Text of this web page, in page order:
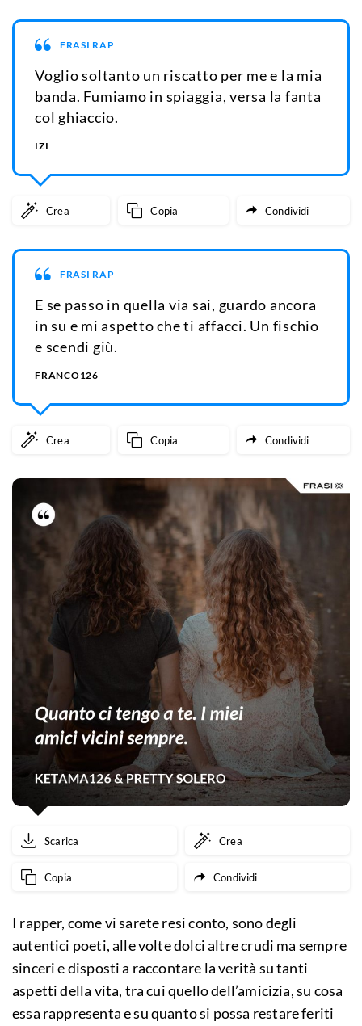
FRASI RAP
Voglio soltanto un riscatto per me e la mia
banda. Fumiamo in spiaggia, versa la fanta
col ghiaccio.
IZI
Crea Copia Condividi
FRASI RAP
E se passo in quella via sai, guardo ancora
in su e mi aspetto che ti affacci. Un fischio
e scendi giù.
FRANCO126
Crea Copia Condividi
Scarica Crea
Copia Condividi
I rapper, come vi sarete resi conto, sono degli
autentici poeti, alle volte dolci altre crudi ma sempre
sinceri e disposti a raccontare la verità su tanti
aspetti della vita, tra cui quello dell’amicizia, su cosa
essa rappresenta e su quanto si possa restare feriti